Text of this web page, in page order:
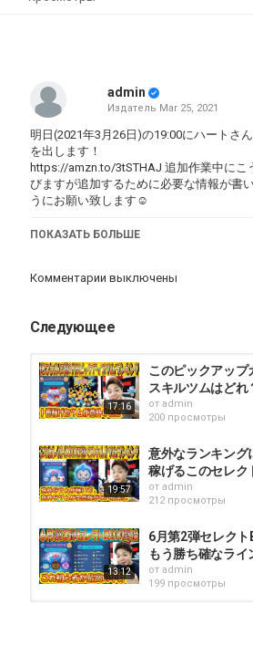
admin
Издатель Mar 25, 2021
明日(2021年3月26日)の19:00にハートさ
を出します！
https://amzn.to/3tSTHAJ 追加作業中にこ
びますが追加するために必要な情報が書
うにお願い致します☺
こうへいさん公式グッズ
普段から応援して下っている方、本当に
絡をちらほら頂きますので今回、応援チ
た。
何も見返りはございませんが、よければ
てください！
僕がバカみたいにオススメするガラスフ
NIMASO ガラスフィルム iPhoneSE第2世
https://amzn.to/2MQ7Xdj
【3枚セット】Nimaso iPhone11 Pro Max/
強化ガラスフィルム
https://amzn.to/3brq43E
ПОКАЗАТЬ БОЛЬШЕ
Комментарии выключены
Следующее
17:16
このピックアップ
スキルツムはどれ
от admin
200 просмотры
19:57
意外なランキング
稼げるこのセレク
от admin
212 просмотры
13:12
6月第2弾セレク
もう勝ち確なライ
от admin
199 просмотры